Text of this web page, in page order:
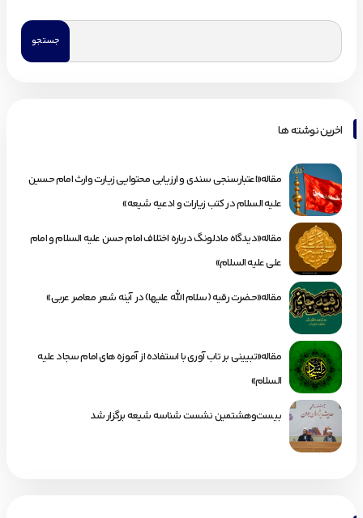
اخرین نوشته ها
مقاله«اعتبارسنجی سندی و ارزیابی محتوایی زیارت وارث امام حسین
علیه السلام در کتب زیارات و ادعیه شیعه»
مقاله«دیدگاه مادلونگ درباره اختلاف امام حسن علیه السلام و امام
علی علیه السلام»
مقاله«حضرت رقیه (سلام الله علیها) در آینه شعر معاصر عربی»
مقاله«تبیینی بر تاب آوری با استفاده از آموزه های امام سجاد علیه
السلام»
بیست‌وهشتمین نشست شناسه شیعه برگزار شد